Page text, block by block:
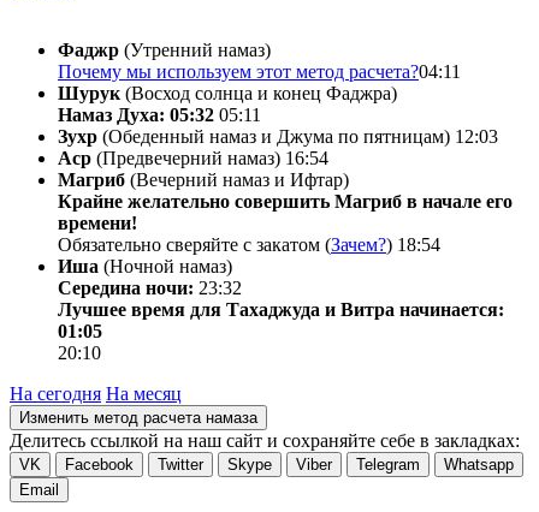
Фаджр (Утренний намаз)
Почему мы используем этот метод расчета?04:11
Шурук (Восход солнца и конец Фаджра)
Намаз Духа: 05:32 05:11
Зухр (Обеденный намаз и Джума по пятницам) 12:03
Аср (Предвечерний намаз) 16:54
Магриб (Вечерний намаз и Ифтар)
Крайне желательно совершить Магриб в начале его
времени!
Обязательно сверяйте с закатом (Зачем?) 18:54
Иша (Ночной намаз)
Середина ночи: 23:32
Лучшее время для Тахаджуда и Витра начинается:
01:05
20:10
На сегодня На месяц
Изменить метод расчета намаза
Делитесь ссылкой на наш сайт и сохраняйте себе в закладках:
VK Facebook Twitter Skype Viber Telegram
Whatsapp
Email